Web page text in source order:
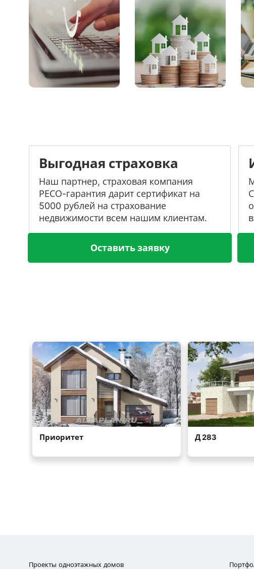
Выгодная страховка
Наш партнер, страховая компания
РЕСО-гарантия дарит сертификат на
5000 рублей на страхование
недвижимости всем нашим клиентам.
Оставить заявку
Проекты одноэтажных домов